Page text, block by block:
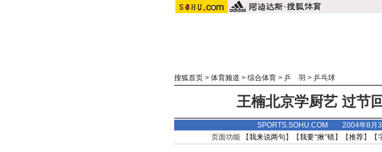
搜狐首页 > 体育频道 > 综合体育 > 乒 羽 > 乒乓球
王楠北京学厨艺 过节
SPORTS.SOHU.COM 2004年8月
页面功能 【我来说两句 】【我要“揪”错】【推荐】【